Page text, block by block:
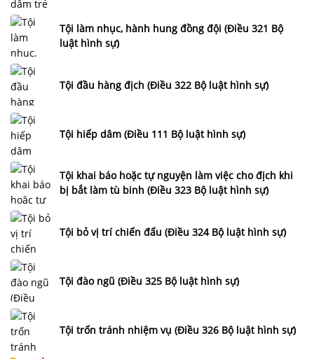
Tội làm nhục, hành hung đồng đội (Điều 321 Bộ
luật hình sự)
Tội đầu hàng địch (Điều 322 Bộ luật hình sự)
Tội hiếp dâm (Điều 111 Bộ luật hình sự)
Tội khai báo hoặc tự nguyện làm việc cho địch khi
bị bắt làm tù binh (Điều 323 Bộ luật hình sự)
Tội bỏ vị trí chiến đấu (Điều 324 Bộ luật hình sự)
Tội đào ngũ (Điều 325 Bộ luật hình sự)
Tội trốn tránh nhiệm vụ (Điều 326 Bộ luật hình sự)